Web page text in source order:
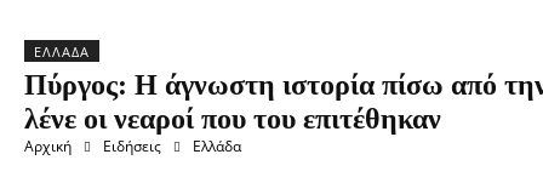
ΕΛΛΆΔΑ
Πύργος: Η άγνωστη ιστορία πίσω από
λένε οι νεαροί που του επιτέθηκαν
Αρχική Ειδήσεις Ελλάδα